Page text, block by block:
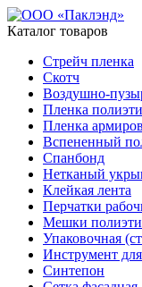
Каталог товаров
Стрейч пленка
Скотч
Воздушно-
Пленка
Пленка
Вспененный
Спанбонд
Нетканый
Клейкая лента
Перчатки
Мешки
Упаковочная
Инструмент
Синтепон